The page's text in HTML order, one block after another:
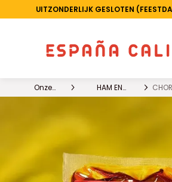
UITZONDERLIJK GESLOTEN
Onze
producten
HAM EN
VLEESWAREN